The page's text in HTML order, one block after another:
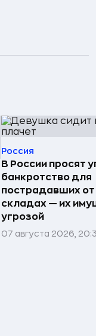
Россия
В России просят
банкротство для
пострадавших
складах — их
угрозой
07 августа 2026,